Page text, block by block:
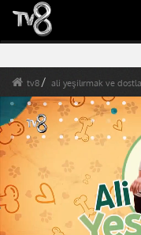
tv8 ali yeşilırmak ve